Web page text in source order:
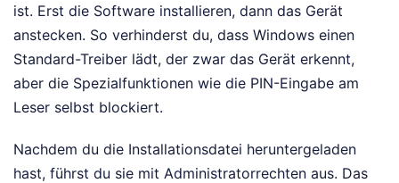
ist. Erst die Software installieren, dann das Gerät
anstecken. So verhinderst du, dass Windows einen
Standard-Treiber lädt, der zwar das Gerät erkennt,
aber die Spezialfunktionen wie die PIN-Eingabe am
Leser selbst blockiert.
Nachdem du die Installationsdatei heruntergeladen
hast, führst du sie mit Administratorrechten aus. Das